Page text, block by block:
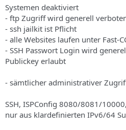
Systemen deaktiviert
- ftp Zugriff wird generell
- ssh jailkit ist Pflicht
- alle Websites laufen unter Fast-
- SSH Passwort Login wird
Publickey erlaubt
- sämtlicher administrativer
SSH, ISPConfig 8080/8081/
nur aus klardefinierten IPv6/64